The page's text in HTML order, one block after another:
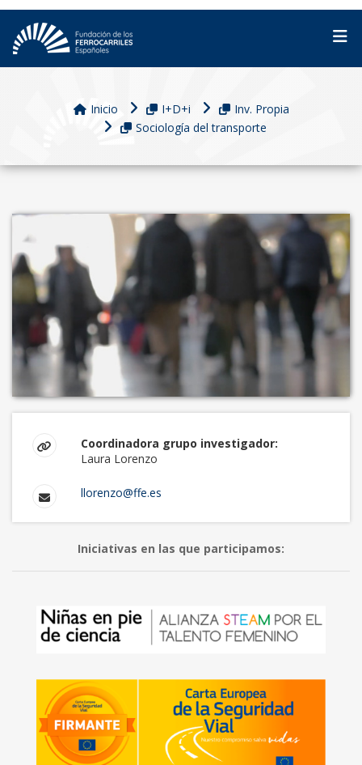
Inicio I+D+i
Inv. Propia
Sociología del transporte
Coordinadora grupo investigador:
Laura Lorenzo
llorenzo@ffe.es
Iniciativas en las que participamos: